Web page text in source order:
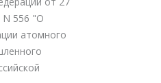
N 556 "О
атомного